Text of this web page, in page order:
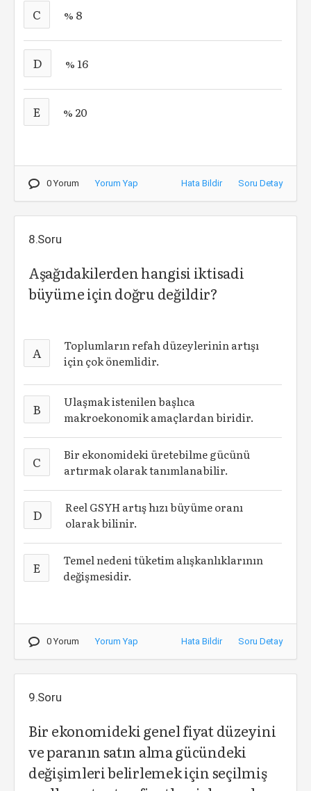
C % 8
D % 16
E % 20
0 Yorum Yorum Yap Hata Bildir Soru Detay
8.Soru
Aşağıdakilerden hangisi iktisadi
büyüme için doğru değildir?
A
Toplumların refah düzeylerinin artışı
için çok önemlidir.
B
Ulaşmak istenilen başlıca
makroekonomik amaçlardan biridir.
C
Bir ekonomideki üretebilme gücünü
artırmak olarak tanımlanabilir.
D
Reel GSYH artış hızı büyüme oranı
olarak bilinir.
E
Temel nedeni tüketim alışkanlıklarının
değişmesidir.
0 Yorum Yorum Yap Hata Bildir Soru Detay
9.Soru
Bir ekonomideki genel fiyat düzeyini
ve paranın satın alma gücündeki
değişimleri belirlemek için seçilmiş